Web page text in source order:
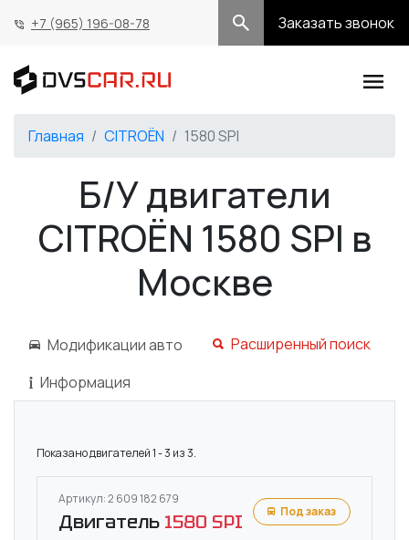
+7 (965) 196-08-78 Заказать звонок
Главная CITROËN 1580 SPI
Б/У двигатели
CITROËN 1580 SPI в
Москве
Модификации авто
Расширенный поиск
Информация
Показано двигателей 1 - 3 из 3.
Артикул: 2 609 182 679
Двигатель 1580 SPI Под заказ